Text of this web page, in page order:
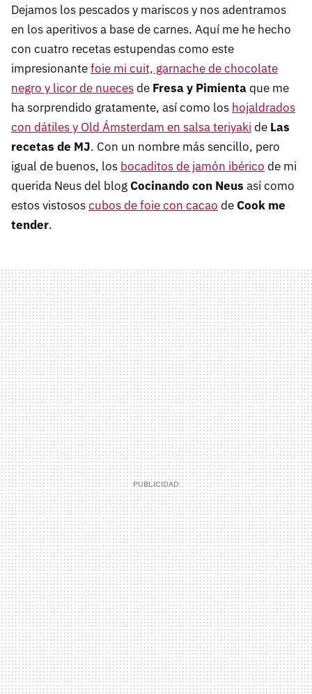
Dejamos los pescados y mariscos y nos adentramos
en los aperitivos a base de carnes. Aquí me he hecho
con cuatro recetas estupendas como este
impresionantefoie mi cuit, garnache de chocolate
negro y licor de nuecesde Fresa y Pimientaque me
ha sorprendido gratamente, así como los hojaldrados
con dátiles y Old Ámsterdam en salsa teriyaki de Las
recetas de MJ. Con un nombre más sencillo, pero
igual de buenos, los bocaditos de jamón ibérico de mi
querida Neus del blogCocinando con Neus así como
estos vistososcubos de foie con cacao deCook me
tender.